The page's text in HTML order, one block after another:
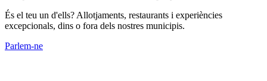
És el teu un d'ells? Allotjaments, restaurants i experiències
excepcionals, dins o fora dels nostres municipis.
Parlem-ne